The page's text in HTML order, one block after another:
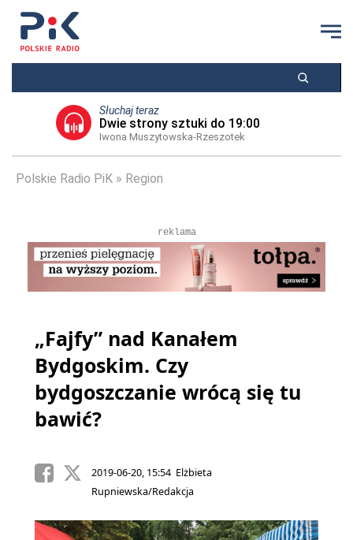
Słuchaj teraz
Dwie strony sztuki do 19:00
Iwona Muszytowska-Rzeszotek
Polskie Radio PiK Region
reklama
„Fajfy” nad Kanałem
Bydgoskim. Czy
bydgoszczanie wrócą się tu
bawić?
2019-06-20, 15:54 Elżbieta
Rupniewska/Redakcja